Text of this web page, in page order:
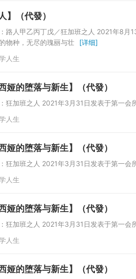
】（代發）
路人甲乙丙丁戊／狂加班之人 2021年8
物种，无尽的瑰丽与壮
[详细]
人生
娅的堕落与新生】（代發）
狂加班之人 2021年3月31日发表于第一会
人生
娅的堕落与新生】（代發）
狂加班之人 2021年3月31日发表于第一会
人生
娅的堕落与新生】（代發）
狂加班之人 2021年3月31日发表于第一会
人生
娅的堕落与新生】（代發）